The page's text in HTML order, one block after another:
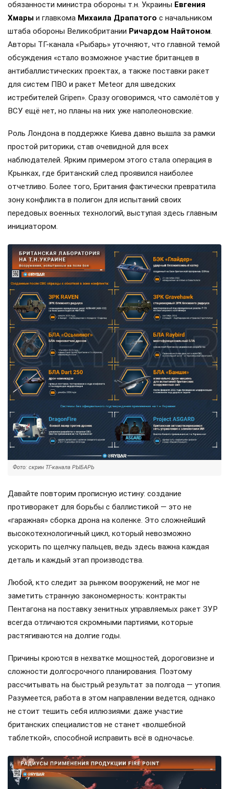
обязанности министра обороны т.н. Украины Евгения
Хмары и главкома Михаила Драпатого с начальником
штаба обороны Великобритании Ричардом Найтоном
Авторы ТГ-канала «Рыбарь» уточняют, что главной темой
обсуждения «стало возможное участие британцев в
антибаллистических проектах, а также поставки ракет
для систем ПВО и ракет Meteor для шведских
истребителей Gripen». Сразу оговоримся, что самолётов у
ВСУ ещё нет, но планы на них уже наполеоновские.
Роль Лондона в поддержке Киева давно вышла за рамки
простой риторики, став очевидной для всех
наблюдателей. Ярким примером этого стала операция в
Крынках, где британский след проявился наиболее
отчетливо. Более того, Британия фактически превратила
зону конфликта в полигон для испытаний своих
передовых военных технологий, выступая здесь главным
инициатором.
Фото: скрин ТГ-канала РЫБАРЬ
Давайте повторим прописную истину: создание
противоракет для борьбы с баллистикой — это не
«гаражная» сборка дрона на коленке. Это сложнейший
высокотехнологичный цикл, который невозможно
ускорить по щелчку пальцев, ведь здесь важна каждая
деталь и каждый этап производства.
Любой, кто следит за рынком вооружений, не мог не
заметить странную закономерность: контракты
Пентагона на поставку зенитных управляемых ракет ЗУР
всегда отличаются скромными партиями, которые
растягиваются на долгие годы.
Причины кроются в нехватке мощностей, дороговизне и
сложности долгосрочного планирования. Поэтому
рассчитывать на быстрый результат за полгода — утопия.
Разумеется, работа в этом направлении ведется, однако
не стоит тешить себя иллюзиями: даже участие
британских специалистов не станет «волшебной
таблеткой», способной исправить всё в одночасье.